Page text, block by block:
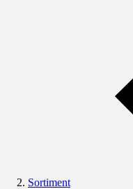
Sortiment